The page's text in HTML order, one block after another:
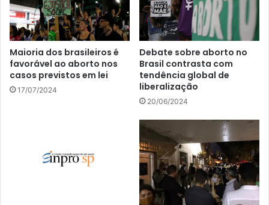
Maioria dos brasileiros é
favorável ao aborto nos
casos previstos em lei
17/07/2024
Debate sobre aborto no
Brasil contrasta com
tendência global de
liberalização
20/06/2024